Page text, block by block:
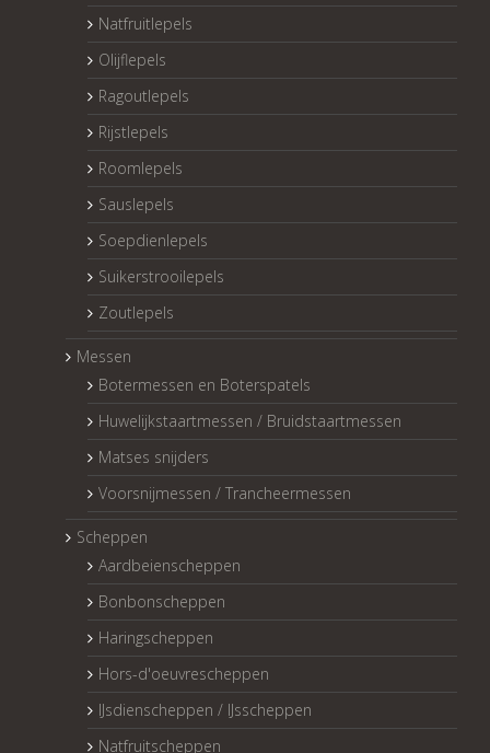
Natfruitlepels
Olijflepels
Ragoutlepels
Rijstlepels
Roomlepels
Sauslepels
Soepdienlepels
Suikerstrooilepels
Zoutlepels
Messen
Botermessen en Boterspatels
Huwelijkstaartmessen / Bruidstaartmessen
Matses snijders
Voorsnijmessen / Trancheermessen
Scheppen
Aardbeienscheppen
Bonbonscheppen
Haringscheppen
Hors-d'oeuvrescheppen
IJsdienscheppen / IJsscheppen
Natfruitscheppen